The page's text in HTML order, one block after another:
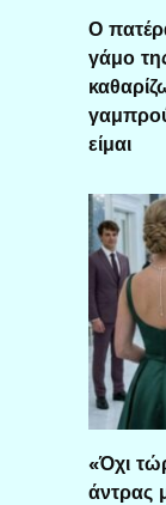
Ο
γάμο
είμαι
«Όχι
άντρας